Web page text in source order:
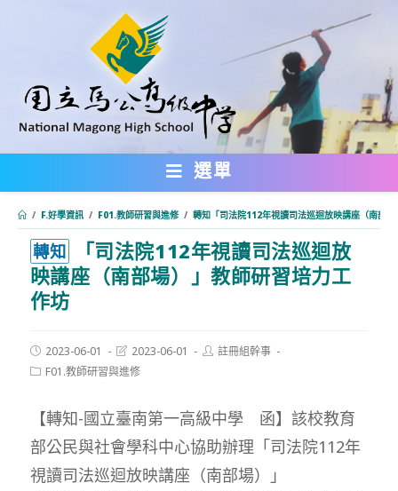
內
選單
/ F.好學資訊 / F01.教師研習與進修 / 轉知「司法院112年視讀司法巡迴放映講座（南部
轉知
「司法院112年視讀司法巡迴放
映講座（南部場）」教師研習培力工
作坊
Post
published:
2023-06-01
Post
last
modified:
2023-06-01
Post註冊組幹事
PostF01.教師研習與進修
【轉知-國立臺南第一高級中學 函】該校教育
部公民與社會學科中心協助辦理「司法院112年
視讀司法巡迴放映講座（南部場）」